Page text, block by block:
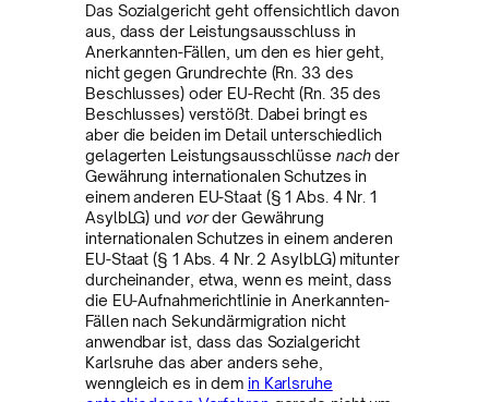
Das Sozialgericht geht offensichtlich davon
aus, dass der Leistungsausschluss in
Anerkannten-Fällen, um den es hier geht,
nicht gegen Grundrechte (Rn. 33 des
Beschlusses) oder EU-Recht (Rn. 35 des
Beschlusses) verstößt. Dabei bringt es
aber die beiden im Detail unterschiedlich
gelagerten Leistungsausschlüsse nachder
Gewährung internationalen Schutzes in
einem anderen EU-Staat (§ 1 Abs. 4 Nr. 1
AsylbLG) und vorder Gewährung
internationalen Schutzes in einem anderen
EU-Staat (§ 1 Abs. 4 Nr. 2 AsylbLG) mitunter
durcheinander, etwa, wenn es meint, dass
die EU-Aufnahmerichtlinie in Anerkannten-
Fällen nach Sekundärmigration nicht
anwendbar ist, dass das Sozialgericht
Karlsruhe das aber anders sehe,
wenngleich es in dem in Karlsruhe